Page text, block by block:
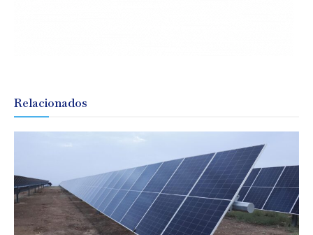
Relacionados